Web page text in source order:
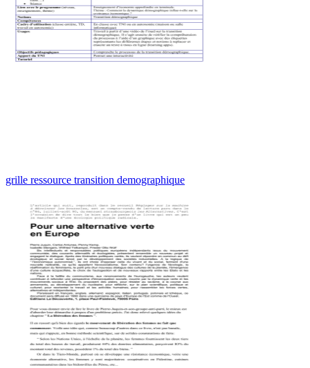
grille ressource transition demographique